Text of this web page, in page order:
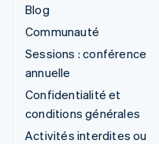
Blog
Communauté
Sessions : conférence
annuelle
Confidentialité et
conditions générales
Activités interdites ou